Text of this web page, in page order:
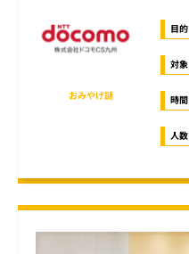
おみやげ謎
目的
対象
時間
人数